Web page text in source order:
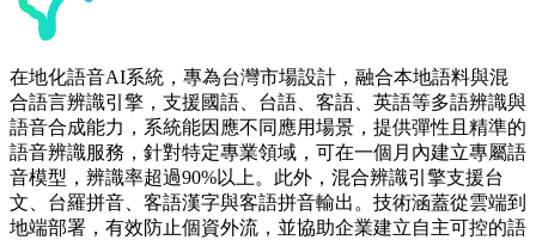
在地化語音AI系統，專為台灣市場設計，融合本地語料與混
合語言辨識引擎，支援國語、台語、客語、英語等多語辨識與
語音合成能力，系統能因應不同應用場景，提供彈性且精準的
語音辨識服務，針對特定專業領域，可在一個月內建立專屬語
音模型，辨識率超過90%以上。此外，混合辨識引擎支援台
文、台羅拼音、客語漢字與客語拼音輸出。技術涵蓋從雲端到
地端部署，有效防止個資外流，並協助企業建立自主可控的語